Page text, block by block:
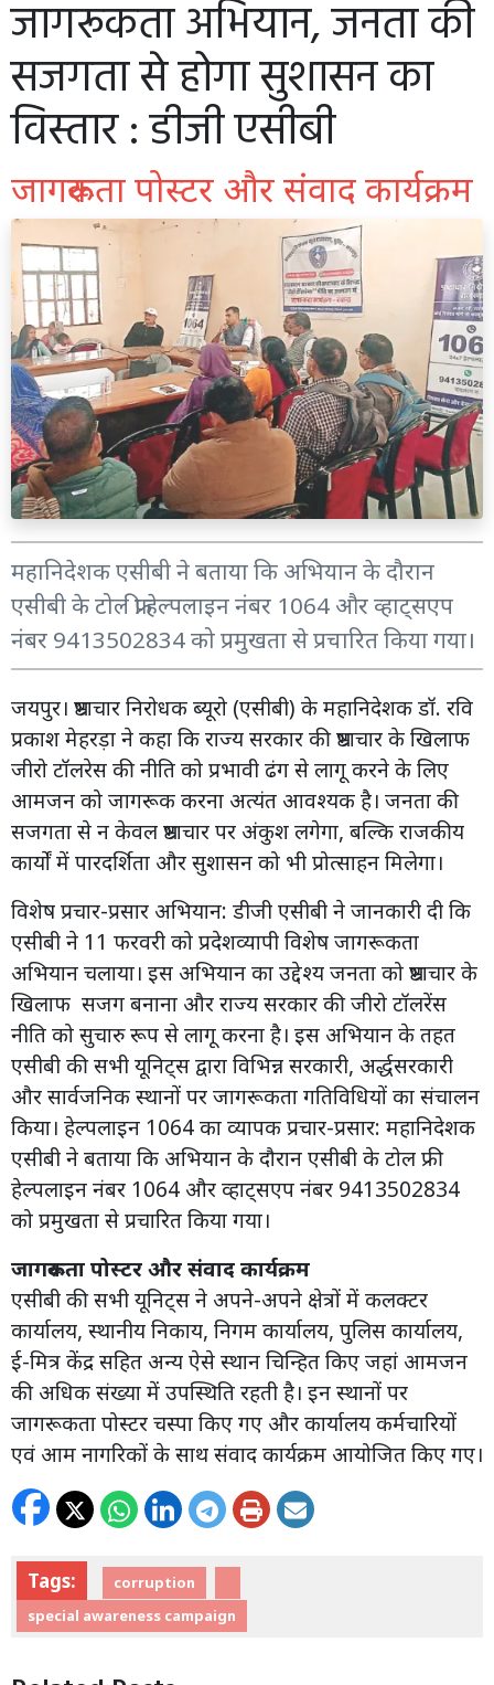
जागरूकता अभियान, जनता की
सजगता से होगा सुशासन का
विस्तार : डीजी एसीबी
जागरूकता पोस्टर और संवाद कार्यक्रम
महानिदेशक एसीबी ने बताया कि अभियान के दौरान
एसीबी के टोल फ्री हेल्पलाइन नंबर 1064 और व्हाट्सएप
नंबर 9413502834 को प्रमुखता से प्रचारित किया गया।
जयपुर। भ्रष्टाचार निरोधक ब्यूरो (एसीबी) के महानिदेशक डॉ. रवि
प्रकाश मेहरड़ा ने कहा कि राज्य सरकार की भ्रष्टाचार के खिलाफ
जीरो टॉलरेस की नीति को प्रभावी ढंग से लागू करने के लिए
आमजन को जागरूक करना अत्यंत आवश्यक है। जनता की
सजगता से न केवल भ्रष्टाचार पर अंकुश लगेगा, बल्कि राजकीय
कार्यों में पारदर्शिता और सुशासन को भी प्रोत्साहन मिलेगा।
विशेष प्रचार-प्रसार अभियान: डीजी एसीबी ने जानकारी दी कि
एसीबी ने 11 फरवरी को प्रदेशव्यापी विशेष जागरूकता
अभियान चलाया। इस अभियान का उद्देश्य जनता को भ्रष्टाचार के
खिलाफ सजग बनाना और राज्य सरकार की जीरो टॉलरेंस
नीति को सुचारु रूप से लागू करना है। इस अभियान के तहत
एसीबी की सभी यूनिट्स द्वारा विभिन्न सरकारी, अर्द्धसरकारी
और सार्वजनिक स्थानों पर जागरूकता गतिविधियों का संचालन
किया। हेल्पलाइन 1064 का व्यापक प्रचार-प्रसार: महानिदेशक
एसीबी ने बताया कि अभियान के दौरान एसीबी के टोल फ्री
हेल्पलाइन नंबर 1064 और व्हाट्सएप नंबर 9413502834
को प्रमुखता से प्रचारित किया गया।
जागरूकता पोस्टर और संवाद कार्यक्रम
एसीबी की सभी यूनिट्स ने अपने-अपने क्षेत्रों में कलक्टर
कार्यालय, स्थानीय निकाय, निगम कार्यालय, पुलिस कार्यालय,
ई-मित्र केंद्र सहित अन्य ऐसे स्थान चिन्हित किए जहां आमजन
की अधिक संख्या में उपस्थिति रहती है। इन स्थानों पर
जागरूकता पोस्टर चस्पा किए गए और कार्यालय कर्मचारियों
एवं आम नागरिकों के साथ संवाद कार्यक्रम आयोजित किए गए।
Tags:
corruption
special awareness campaign